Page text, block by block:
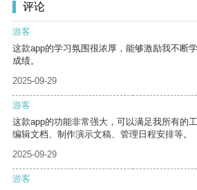
评论
游客
这款app的学习氛围很浓厚，能够激励我不断
成绩。
2025-09-29
游客
这款app的功能非常强大，可以满足我所有的
编辑文档、制作演示文稿、管理日程安排等。
2025-09-29
游客